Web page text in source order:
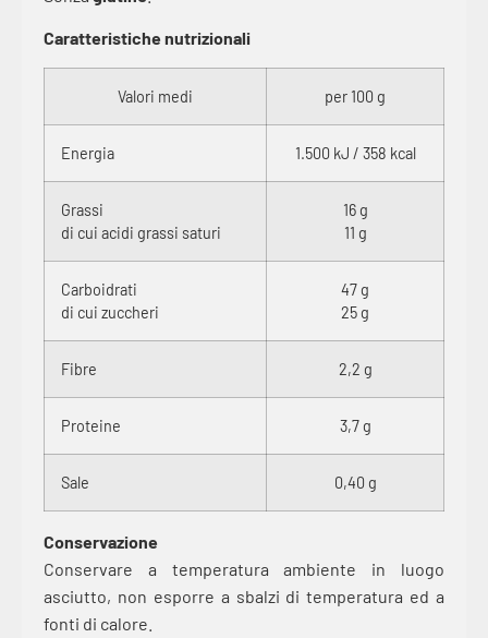
Caratteristiche nutrizionali
Valori medi per 100 g
Energia 1.500 kJ / 358 kcal
Grassi
di cui acidi grassi saturi
16 g
11 g
Carboidrati
di cui zuccheri
47 g
25 g
Fibre 2,2 g
Proteine 3,7 g
Sale 0,40 g
Conservazione
Conservare a temperatura ambiente in luogo
asciutto, non esporre a sbalzi di temperatura ed a
fonti di calore.